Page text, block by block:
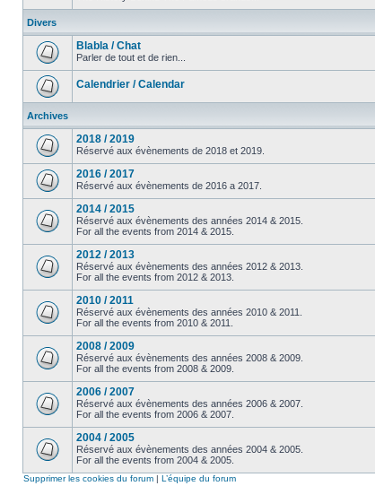
Divers
Blabla / Chat
Parler de tout et de rien...
Calendrier / Calendar
Archives
2018 / 2019
Réservé aux évènements de 2018 et 2019.
2016 / 2017
Réservé aux évènements de 2016 a 2017.
2014 / 2015
Réservé aux évènements des années 2014 & 2015.
For all the events from 2014 & 2015.
2012 / 2013
Réservé aux évènements des années 2012 & 2013.
For all the events from 2012 & 2013.
2010 / 2011
Réservé aux évènements des années 2010 & 2011.
For all the events from 2010 & 2011.
2008 / 2009
Réservé aux évènements des années 2008 & 2009.
For all the events from 2008 & 2009.
2006 / 2007
Réservé aux évènements des années 2006 & 2007.
For all the events from 2006 & 2007.
2004 / 2005
Réservé aux évènements des années 2004 & 2005.
For all the events from 2004 & 2005.
Supprimer les cookies du forum | L’équipe du forum